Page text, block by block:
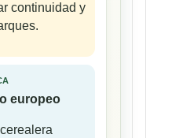
continuidad y
europeo